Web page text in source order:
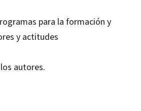
para la formación y
y actitudes
autores.